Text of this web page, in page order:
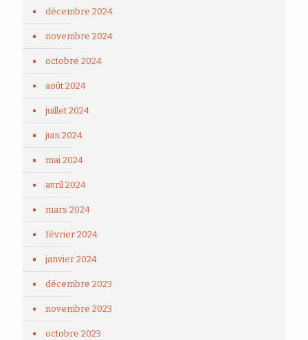
décembre 2024
novembre 2024
octobre 2024
août 2024
juillet 2024
juin 2024
mai 2024
avril 2024
mars 2024
février 2024
janvier 2024
décembre 2023
novembre 2023
octobre 2023